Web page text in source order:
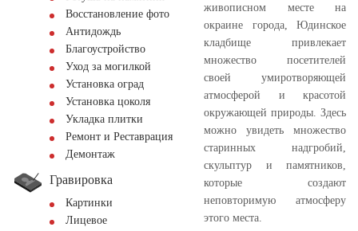
Восстановление фото
Антидождь
Благоустройство
Уход за могилкой
Установка оград
Установка цоколя
Укладка плитки
Ремонт и Реставрация
Демонтаж
Гравировка
Картинки
Лицевое
живописном месте на
окраине города, Юдинское
кладбище привлекает
множество посетителей
своей умиротворяющей
атмосферой и красотой
окружающей природы. Здесь
можно увидеть множество
старинных надгробий,
скульптур и памятников,
которые создают
неповторимую атмосферу
этого места.